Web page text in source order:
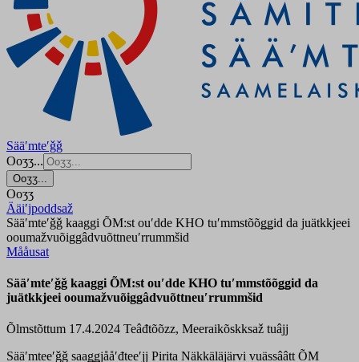
Sääʹmteʹǧǧ
Ooʒʒ...
Ooʒʒ...
Ooʒʒ
Ääiʹjpoddsaž
Sääʹmteʹǧǧ kaaggi ÕM:st ouʹdde KHO tuʹmmstõõǥǥid da juätkkjeei
ooumažvuõiggâdvuõttneuʹrrummšid
Mååusat
Sääʹmteʹǧǧ kaaggi ÕM:st ouʹdde KHO tuʹmmstõõǥǥid da
juätkkjeei ooumažvuõiggâdvuõttneuʹrrummšid
Õlmstõttum 17.4.2024 Teâđtõõzz, Meeraikõskksaž tuâjj
Sääʹmteeʹǧǧ saaǥǥjååʹđteeʹjj Pirita Näkkäläjärvi vuässââtt ÕM